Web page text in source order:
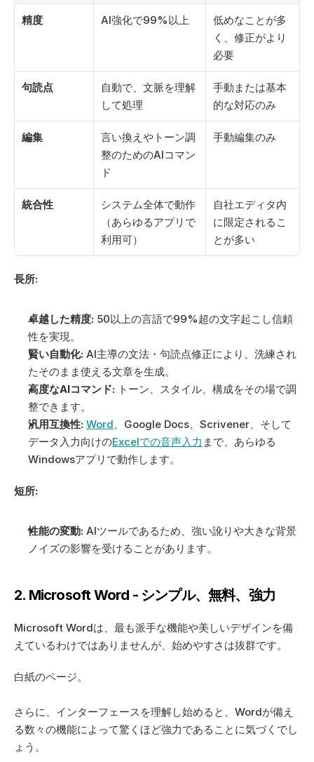
精度 AI強化で99%以上
低めなことが多
く、修正がより
必要
句読点
自動で、文脈を理解
して処理
手動または基本
的な対応のみ
編集
言い換えやトーン調
整のためのAIコマン
ド
手動編集のみ
統合性
システム全体で動作
（あらゆるアプリで
利用可）
自社エディタ内
に限定されるこ
とが多い
長所:
卓越した精度: 50以上の言語で99%超の文字起こし信頼
性を実現。
賢い自動化: AI主導の文法・句読点修正により、洗練され
たそのまま使える文章を生成。
高度なAIコマンド: トーン、スタイル、構成をその場で調
整できます。
汎用互換性: Word 、Google Docs、Scrivener、そして
データ入力向けのExcelでの音声入力 まで、あらゆる
Windowsアプリで動作します。
短所:
性能の変動: AIツールであるため、強い訛りや大きな背景
ノイズの影響を受けることがあります。
2. Microsoft Word - シンプル、無料、強力
Microsoft Wordは、最も派手な機能や美しいデザインを備
えているわけではありませんが、始めやすさは抜群です。
白紙のページ。
さらに、インターフェースを理解し始めると、Wordが備え
る数々の機能によって驚くほど強力であることに気づくでし
ょう。